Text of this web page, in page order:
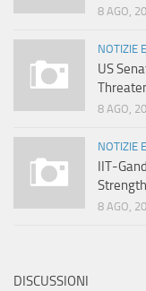
8 AGO,
NOTIZIE
US
8 AGO,
NOTIZIE
IIT-
8 AGO,
DISCUSSIONI